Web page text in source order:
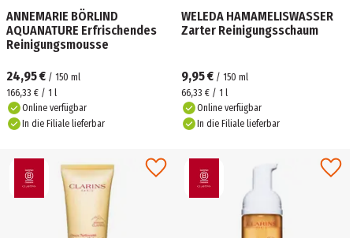
ANNEMARIE BÖRLIND
AQUANATURE Erfrischendes
Reinigungsmousse
24,95 € / 150 ml
166,33 € / 1 l
Online verfügbar
In die Filiale lieferbar
WELEDA HAMAMELISWASSER
Zarter Reinigungsschaum
9,95 € / 150 ml
66,33 € / 1 l
Online verfügbar
In die Filiale lieferbar